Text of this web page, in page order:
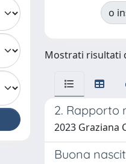
o
Mostrati risultati
2. Rapporto
2023 Graziana
Buona